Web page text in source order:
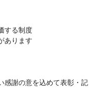
する制度
あります
感謝の意を込めて表彰・記